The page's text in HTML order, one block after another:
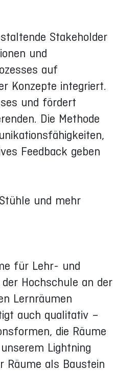
Stakeholder
und
auf
Konzepte integriert.
und fördert
Die Methode
Feedback geben
und mehr
für Lehr- und
Hochschule an der
Lernräumen
auch qualitativ –
die Räume
Lightning
Räume als Baustein